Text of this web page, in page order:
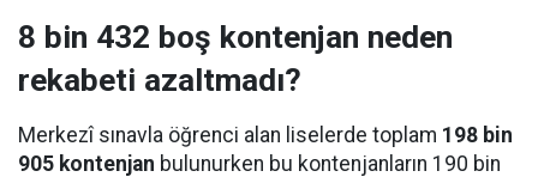
8 bin 432 boş kontenjan neden
rekabeti azaltmadı?
Merkezî sınavla öğrenci alan liselerde toplam 198 bin
905 kontenjan bulunurken bu kontenjanların 190 bin